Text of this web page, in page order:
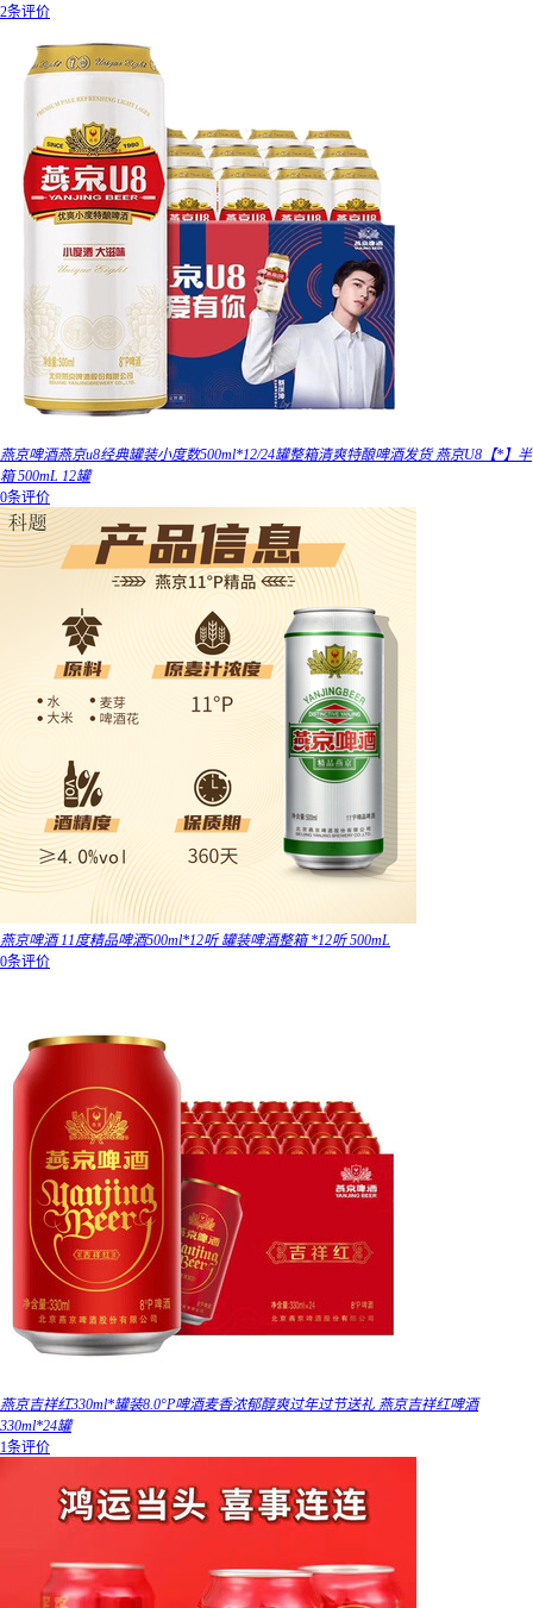
2条评价
燕京啤酒燕京u8经典罐装小度数500ml*12/24罐整箱清爽特酿啤酒发货 燕京U8【*】半
箱 500mL 12罐
0条评价
燕京啤酒 11度精品啤酒500ml*12听 罐装啤酒整箱 *12听 500mL
0条评价
燕京吉祥红330ml*罐装8.0°P啤酒麦香浓郁醇爽过年过节送礼 燕京吉祥红啤酒
330ml*24罐
1条评价